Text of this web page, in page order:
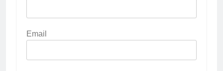
Email